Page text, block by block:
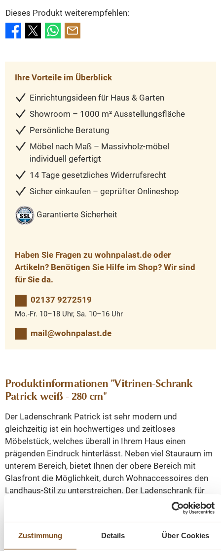
Zustimmung Details Über Cookies
Dieses Produkt weiterempfehlen:
Ihre Vorteile im Überblick
Einrichtungsideen für Haus & Garten
Showroom – 1000 m² Ausstellungsfläche
Persönliche Beratung
Möbel nach Maß – Massivholz-möbel
individuell gefertigt
14 Tage gesetzliches Widerrufsrecht
Sicher einkaufen – geprüfter Onlineshop
Garantierte Sicherheit
Haben Sie Fragen zu wohnpalast.de oder
Artikeln? Benötigen Sie Hilfe im Shop? Wir sind
für Sie da.
02137 9272519
Mo.-Fr. 10–18 Uhr, Sa. 10–16 Uhr
mail@wohnpalast.de
Produktinformationen "Vitrinen-Schrank
Patrick weiß - 280 cm"
Der Ladenschrank Patrick ist sehr modern und
gleichzeitig ist ein hochwertiges und zeitloses
Möbelstück, welches überall in Ihrem Haus einen
prägenden Eindruck hinterlässt. Neben viel Stauraum im
unterem Bereich, bietet Ihnen der obere Bereich mit
Glasfront die Möglichkeit, durch Wohnaccessoires den
Landhaus-Stil zu unterstreichen. Der Ladenschrank für
das Wohnzimmer, Esszimmer, Büro oder die offene
Küche direkt einsatzbereit. Zweiteilig mit Ober- und
Eigenheim in neuem Glanz erstrahlen lassen, sondern